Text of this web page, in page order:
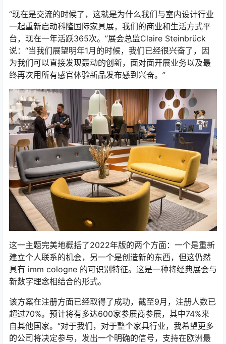
“现在是交流的时候了，这就是为什么我们与室内设计行业
一起重新启动科隆国际家具展，我们的商业和生活方式平
台，现在一年活跃365次。”展会总监Claire Steinbrück
说：“当我们展望明年1月的时候，我们已经很兴奋了，因
为我们可以直接发现轰动的创新，面对面开展业务以及最
终再次用所有感官体验新品发布感到兴奋。”
这一主题完美地概括了2022年版的两个方面：一个是重新
建立个人联系的机会，另一个是创造新的东西，但这仍然
具有 imm cologne 的可识别特征。这是一种将经典展会与
新数字理念相结合的形式。
该方案在注册方面已经取得了成功，截至9月，注册人数已
超过70%。预计将有多达600家参展商参展，其中74%来
自其他国家。“对于我们，对于整个家具行业，我希望更多
的公司将决定参与，发出一个明确的信号，支持在欧洲最